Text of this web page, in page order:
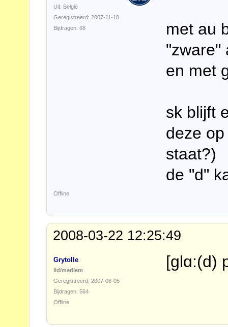
Uit: België
Geregistreerd: 2007-11-18
Bijdragen: 68
met au
"zware"
en met
sk blijft
deze
staat?)
de "d"
Offline
2008-03-22 12:25:49
Grytolle
lid/medlem
Geregistreerd: 2007-08-05
Bijdragen: 564
[glɑ:(d)
Offline